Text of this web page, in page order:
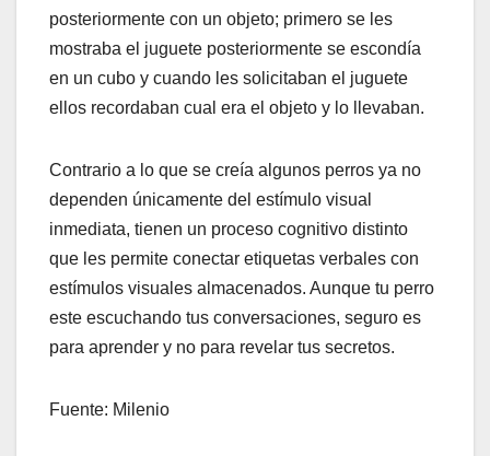
posteriormente con un objeto; primero se les
mostraba el juguete posteriormente se escondía
en un cubo y cuando les solicitaban el juguete
ellos recordaban cual era el objeto y lo llevaban.
Contrario a lo que se creía algunos perros ya no
dependen únicamente del estímulo visual
inmediata, tienen un proceso cognitivo distinto
que les permite conectar etiquetas verbales con
estímulos visuales almacenados. Aunque tu perro
este escuchando tus conversaciones, seguro es
para aprender y no para revelar tus secretos.
Fuente: Milenio